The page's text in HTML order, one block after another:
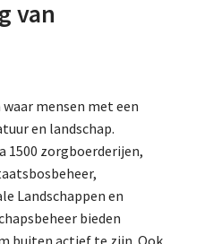
van
mensen met een
en landschap.
1500 zorgboerderijen,
Landschappen en
bieden